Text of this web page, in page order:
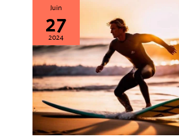
Juin
27
2024